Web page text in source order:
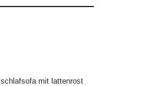
schlafsofa mit lattenrost